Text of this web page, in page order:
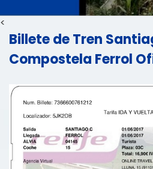
<
Billete de Tren
Compostela Ferrol